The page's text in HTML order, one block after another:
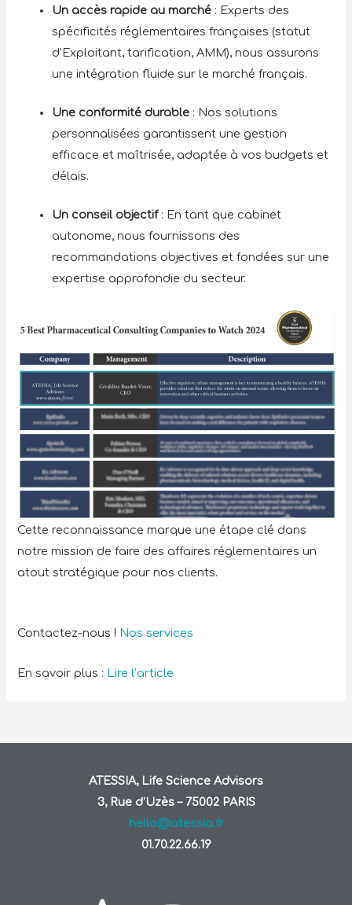
Un accès rapide au marché : Experts des
spécificités réglementaires françaises (statut
d’Exploitant, tarification, AMM), nous assurons
une intégration fluide sur le marché français.
Une conformité durable : Nos solutions
personnalisées garantissent une gestion
efficace et maîtrisée, adaptée à vos budgets et
délais.
Un conseil objectif: En tant que cabinet
autonome, nous fournissons des
recommandations objectives et fondées sur une
expertise approfondie du secteur.
Cette reconnaissance marque une étape clé dans
notre mission de faire des affaires réglementaires un
atout stratégique pour nos clients.
Contactez-nous ! Nos services
En savoir plus : Lire l’article
ATESSIA, Life Science Advisors
3, Rue d’Uzès – 75002 PARIS
hello@atessia.fr
01.70.22.66.19